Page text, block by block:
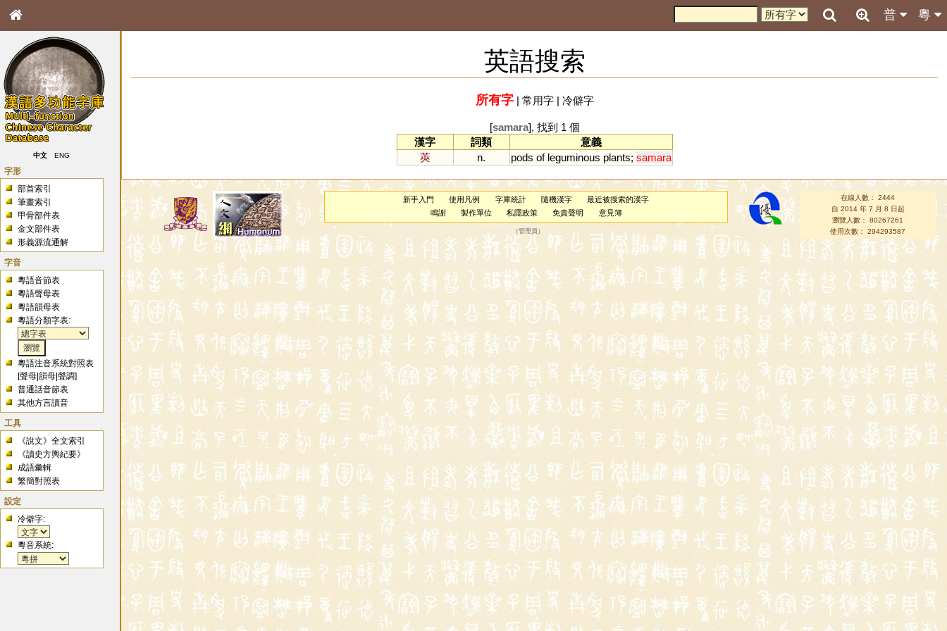
粵
普
中文 ENG
字形
部首索引
筆畫索引
甲骨部件表
金文部件表
形義源流通解
字音
粵語音節表
粵語聲母表
粵語韻母表
粵語分類字表:
粵語注音系統對照表
[聲母 |韻母 |聲調]
普通話音節表
其他方言讀音
工具
《說文》全文索引
《讀史方輿紀要》
成語彙輯
繁簡對照表
設定
冷僻字:
粵音系統:
英語搜索
所有字| 常用字| 冷僻字
[samara], 找到 1 個
漢字
詞類
意義
莢
n. pods of leguminous plants; samara
新手入門 使用凡例 字庫統計 隨機漢字
最近被搜索的漢字
鳴謝
製作單位 私隱政策 免責聲明 意見簿
（管理員 ）
在線人數： 2444
自 2014 年 7 月 8 日起
瀏覽人數： 80267261
使用次數： 294293587